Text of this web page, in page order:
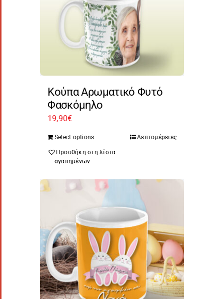
Κούπα Αρωματικό Φυτό
Φασκόμηλο
19,90€
Select options Λεπτομέρειες
Προσθήκη στη λίστα
αγαπημένων